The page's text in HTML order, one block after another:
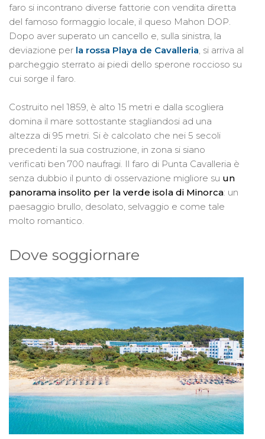
faro si incontrano diverse fattorie con vendita diretta
del famoso formaggio locale, il queso Mahon DOP.
Dopo aver superato un cancello e, sulla sinistra, la
deviazione per la rossa Playa de Cavalleria, si arriva al
parcheggio sterrato ai piedi dello sperone roccioso su
cui sorge il faro.
Costruito nel 1859, è alto 15 metri e dalla scogliera
domina il mare sottostante stagliandosi ad una
altezza di 95 metri. Si è calcolato che nei 5 secoli
precedenti la sua costruzione, in zona si siano
verificati ben 700 naufragi. Il faro di Punta Cavalleria è
senza dubbio il punto di osservazione migliore su un
panorama insolito per la verde isola di Minorca: un
paesaggio brullo, desolato, selvaggio e come tale
molto romantico.
Dove soggiornare